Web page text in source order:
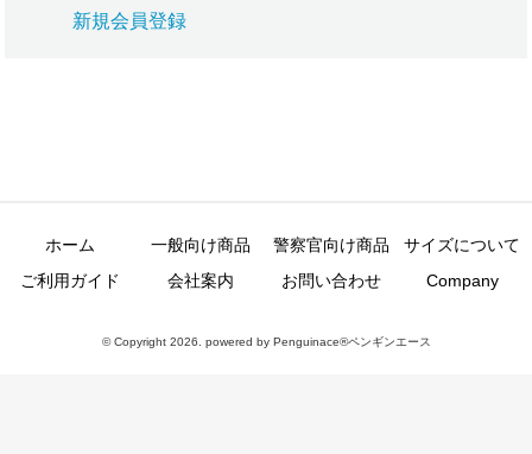
新規会員登録
ホーム 一般向け商品 警察官向け商品
サイズについて
ご利用ガイド
会社案内 お問い合わせ Company
© Copyright 2026. powered by Penguinace®ペンギンエース